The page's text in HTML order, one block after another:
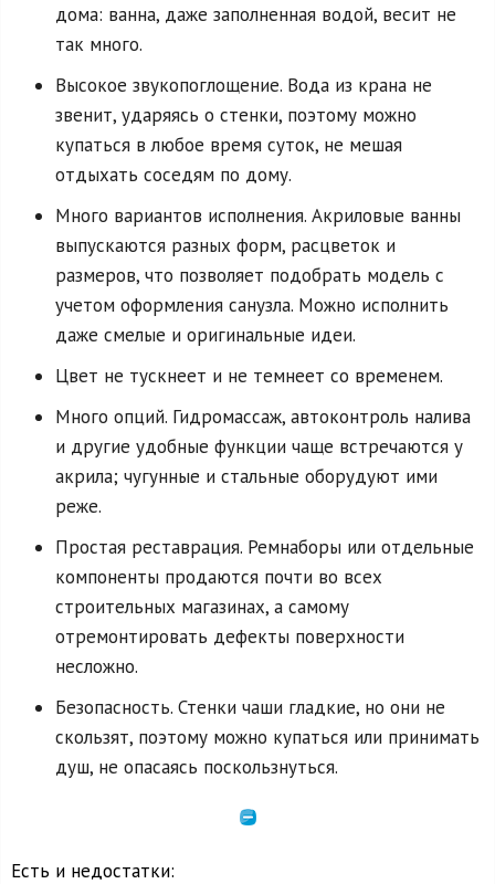
дома: ванна, даже заполненная водой, весит не
так много.
Высокое звукопоглощение. Вода из крана не
звенит, ударяясь о стенки, поэтому можно
купаться в любое время суток, не мешая
отдыхать соседям по дому.
Много вариантов исполнения. Акриловые ванны
выпускаются разных форм, расцветок и
размеров, что позволяет подобрать модель с
учетом оформления санузла. Можно исполнить
даже смелые и оригинальные идеи.
Цвет не тускнеет и не темнеет со временем.
Много опций. Гидромассаж, автоконтроль налива
и другие удобные функции чаще встречаются у
акрила; чугунные и стальные оборудуют ими
реже.
Простая реставрация. Ремнаборы или отдельные
компоненты продаются почти во всех
строительных магазинах, а самому
отремонтировать дефекты поверхности
несложно.
Безопасность. Стенки чаши гладкие, но они не
скользят, поэтому можно купаться или принимать
душ, не опасаясь поскользнуться.
Есть и недостатки: